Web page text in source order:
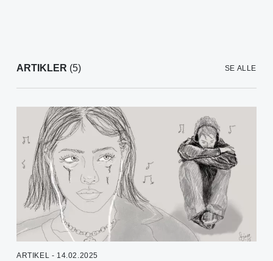
ARTIKLER (5) SE ALLE
ARTIKEL - 14.02.2025